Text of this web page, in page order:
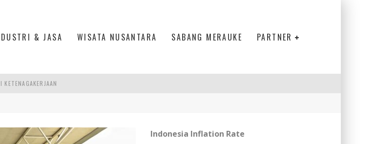
& JASA WISATA NUSANTARA SABANG MERAUKE PARTNER
LULUSAN PERGURUAN TINGGI PENTING
Indonesia Inflation Rate